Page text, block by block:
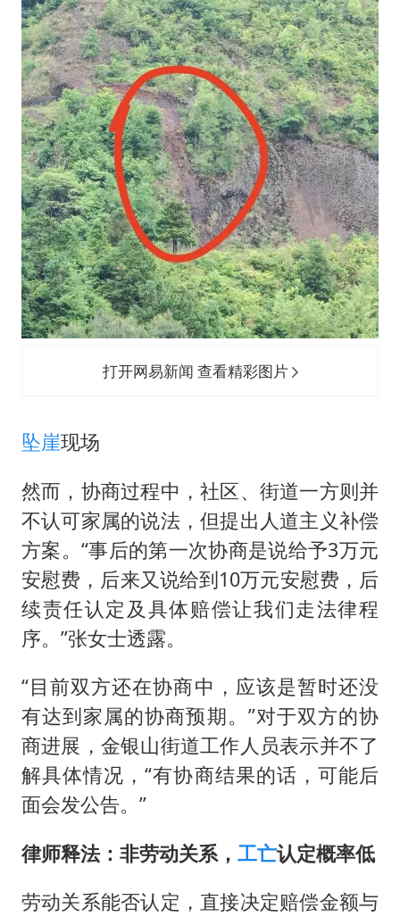
打开网易新闻 查看精彩图片
坠崖现场
然而，协商过程中，社区、街道一方则并
不认可家属的说法，但提出人道主义补偿
方案。“事后的第一次协商是说给予3万元
安慰费，后来又说给到10万元安慰费，后
续责任认定及具体赔偿让我们走法律程
序。”张女士透露。
“目前双方还在协商中，应该是暂时还没
有达到家属的协商预期。”对于双方的协
商进展，金银山街道工作人员表示并不了
解具体情况，“有协商结果的话，可能后
面会发公告。”
律师释法：非劳动关系， 工亡认定概率低
劳动关系能否认定，直接决定赔偿金额与